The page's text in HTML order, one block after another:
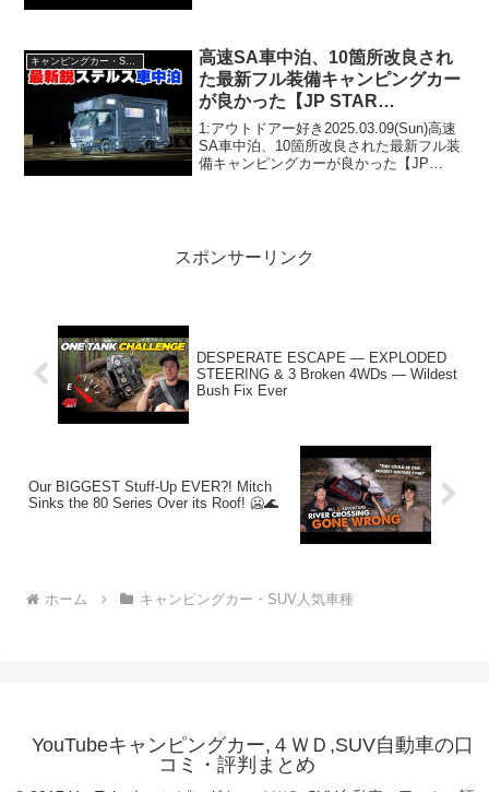
高速SA車中泊、10箇所改良され
た最新フル装備キャンピングカー
が良かった【JP STAR
Discovery(ディスカバリー)】
1:アウトドアー好き2025.03.09(Sun)高速
SA車中泊、10箇所改良された最新フル装
備キャンピングカーが良かった【JP
スポンサーリンク
DESPERATE ESCAPE — EXPLODED
STEERING & 3 Broken 4WDs — Wildest
Bush Fix Ever
Our BIGGEST Stuff-Up EVER?! Mitch
Sinks the 80 Series Over its Roof! 🥶🌊
ホーム キャンピングカー・SUV人気車種
YouTubeキャンピングカー,４ＷＤ,SUV自動車の口
コミ・評判まとめ